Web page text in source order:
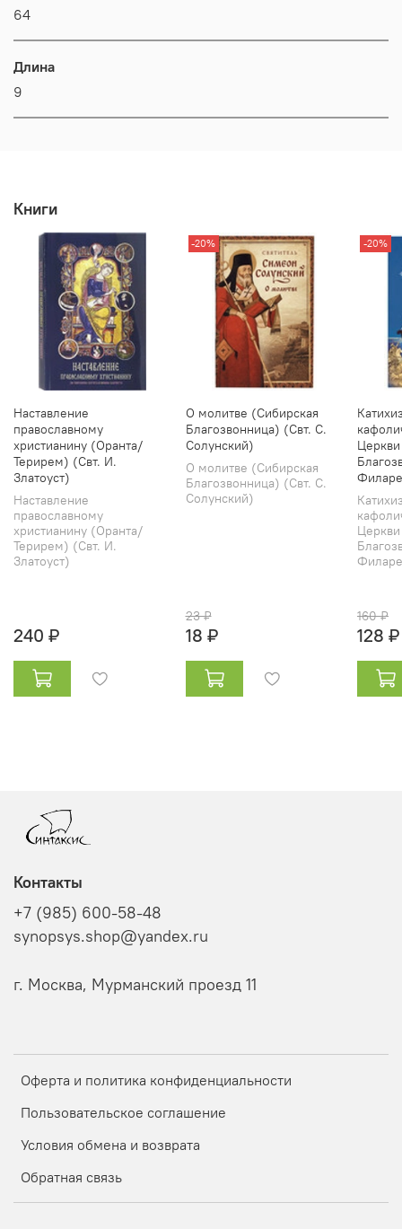
64
Длина
9
Книги
Наставление
православному
христианину (Оранта/
Терирем) (Свт. И.
Златоуст)
Наставление
православному
христианину (Оранта/
Терирем) (Свт. И.
Златоуст)
240 ₽
-20%
О молитве (Сибирская
Благозвонница) (Свт. С.
Солунский)
О молитве (Сибирская
Благозвонница) (Свт. С.
Солунский)
23 ₽
18 ₽
-20%
160 ₽
128 ₽
Оферта и политика конфиденциальности
Пользовательское соглашение
Условия обмена и возврата
Обратная связь
Контакты
+7 (985) 600-58-48
synopsys.shop@yandex.ru
г. Москва, Мурманский проезд 11